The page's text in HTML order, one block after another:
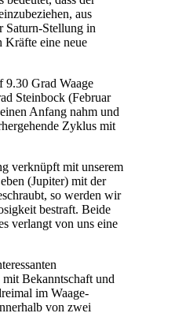
aus
Saturn-Stellung in
Kräfte eine neue
9.30 Grad Waage
Steinbock (Februar
Anfang nahm und
Zyklus mit
verknüpft mit unserem
(Jupiter) mit der
so werden wir
bestraft. Beide
verlangt von uns eine
Bekanntschaft und
im Waage-
von zwei